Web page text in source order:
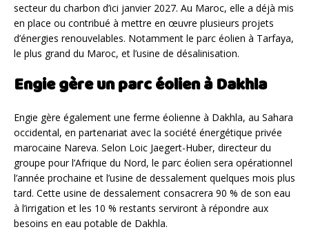
secteur du charbon d’ici janvier 2027. Au Maroc, elle a déjà mis
en place ou contribué à mettre en œuvre plusieurs projets
d’énergies renouvelables. Notamment le parc éolien à Tarfaya,
le plus grand du Maroc, et l’usine de désalinisation.
Engie gère un parc éolien à Dakhla
Engie gère également une ferme éolienne à Dakhla, au Sahara
occidental, en partenariat avec la société énergétique privée
marocaine Nareva. Selon Loic Jaegert-Huber, directeur du
groupe pour l’Afrique du Nord, le parc éolien sera opérationnel
l’année prochaine et l’usine de dessalement quelques mois plus
tard. Cette usine de dessalement consacrera 90 % de son eau
à l’irrigation et les 10 % restants serviront à répondre aux
besoins en eau potable de Dakhla.